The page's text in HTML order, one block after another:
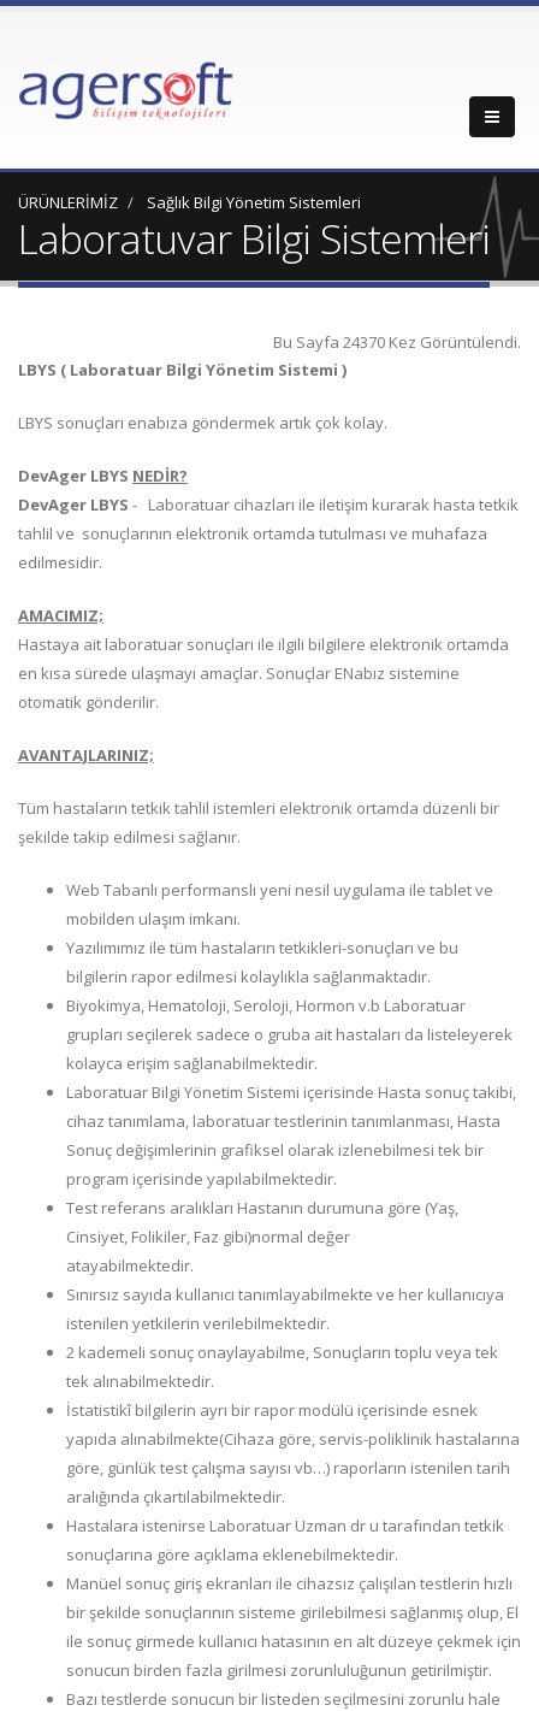
ÜRÜNLERİMİZ Sağlık Bilgi Yönetim Sistemleri
Laboratuvar Bilgi Sistemleri
Bu Sayfa 24370 Kez Görüntülendi.
LBYS ( Laboratuar Bilgi Yönetim Sistemi )
LBYS sonuçları enabıza göndermek artık çok kolay.
DevAger LBYS NEDİR?
DevAger LBYS - Laboratuar cihazları ile iletişim kurarak hasta tetkik
tahlil ve sonuçlarının elektronik ortamda tutulması ve muhafaza
edilmesidir.
AMACIMIZ;
Hastaya ait laboratuar sonuçları ile ilgili bilgilere elektronik ortamda
en kısa sürede ulaşmayı amaçlar. Sonuçlar ENabız sistemine
otomatik gönderilir.
AVANTAJLARINIZ;
Tüm hastaların tetkik tahlil istemleri elektronik ortamda düzenli bir
şekilde takip edilmesi sağlanır.
Web Tabanlı performanslı yeni nesil uygulama ile tablet ve
mobilden ulaşım imkanı.
Yazılımımız ile tüm hastaların tetkikleri-sonuçları ve bu
bilgilerin rapor edilmesi kolaylıkla sağlanmaktadır.
Biyokimya, Hematoloji, Seroloji, Hormon v.b Laboratuar
grupları seçilerek sadece o gruba ait hastaları da listeleyerek
kolayca erişim sağlanabilmektedir.
Laboratuar Bilgi Yönetim Sistemi içerisinde Hasta sonuç takibi,
cihaz tanımlama, laboratuar testlerinin tanımlanması, Hasta
Sonuç değişimlerinin grafiksel olarak izlenebilmesi tek bir
program içerisinde yapılabilmektedir.
Test referans aralıkları Hastanın durumuna göre (Yaş,
Cinsiyet, Folikiler, Faz gibi)normal değer
atayabilmektedir.
Sınırsız sayıda kullanıcı tanımlayabilmekte ve her kullanıcıya
istenilen yetkilerin verilebilmektedir.
2 kademeli sonuç onaylayabilme, Sonuçların toplu veya tek
tek alınabilmektedir.
İstatistikî bilgilerin ayrı bir rapor modülü içerisinde esnek
yapıda alınabilmekte(Cihaza göre, servis-poliklinik hastalarına
göre, günlük test çalışma sayısı vb…) raporların istenilen tarih
aralığında çıkartılabilmektedir.
Hastalara istenirse Laboratuar Uzman dr u tarafından tetkik
sonuçlarına göre açıklama eklenebilmektedir.
Manüel sonuç giriş ekranları ile cihazsız çalışılan testlerin hızlı
bir şekilde sonuçlarının sisteme girilebilmesi sağlanmış olup, El
ile sonuç girmede kullanıcı hatasının en alt düzeye çekmek için
sonucun birden fazla girilmesi zorunluluğunun getirilmiştir.
Bazı testlerde sonucun bir listeden seçilmesini zorunlu hale